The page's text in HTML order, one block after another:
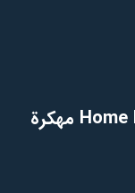
تحميل Home Design Makeover APK مهكرة